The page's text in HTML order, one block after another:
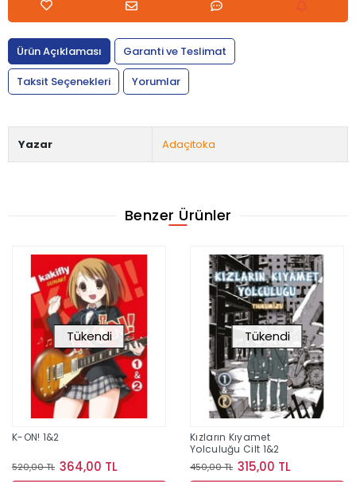
Ürün Açıklaması
Garanti ve Teslimat
Taksit Seçenekleri
Yorumlar
Yazar Adaçitoka
Benzer Ürünler
Tükendi
K-ON! 1&2
520,00 TL 364,00 TL
Tükendi
Kızların Kıyamet
Yolculuğu Cilt 1&2
450,00 TL 315,00 TL